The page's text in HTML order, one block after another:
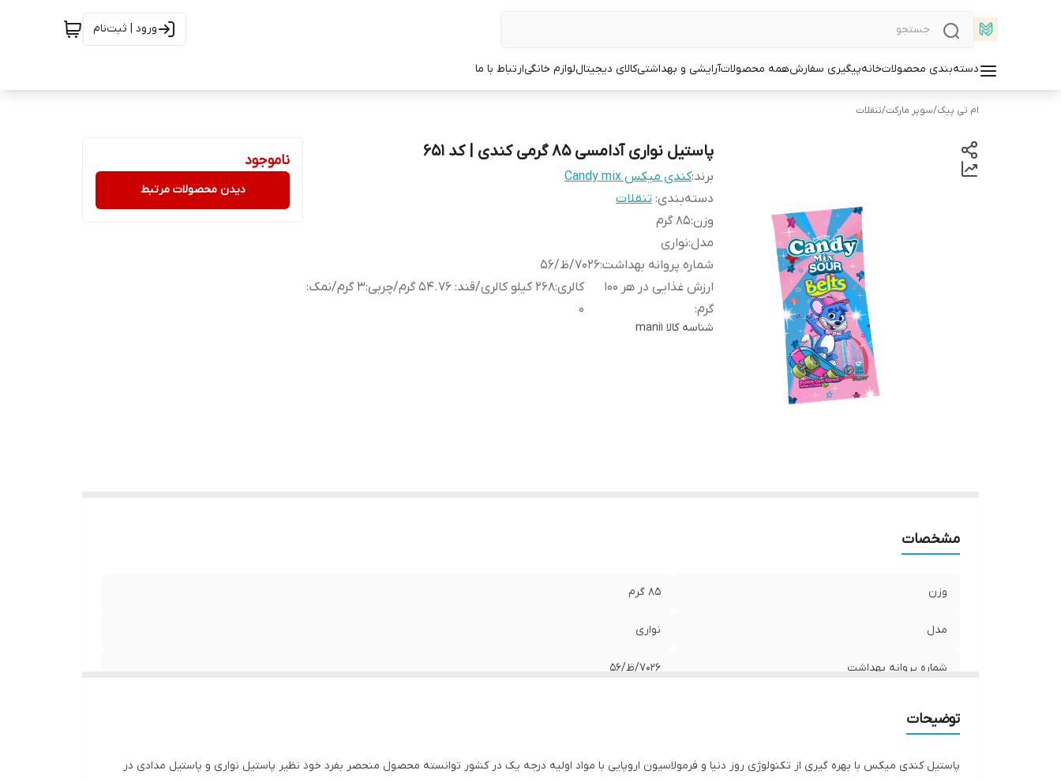
ورود | ثبت‌نام
دسته‌بندی محصولاتخانهپیگیری سفارشهمه محصولاتآرایشی و بهداشتیکالای دیجیتاللوازم خانگیارتباط با ما
ام تی پیک/سوپر مارکت/تنقلات
پاستیل نواری آدامسی 85 گرمی کندی | کد 651
برند:کندی میکس Candy mix
دسته‌بندی: تنقلات
وزن:85 گرم
مدل:نواری
شماره پروانه بهداشت:۷۰۲۶/ظ/۵۶
ارزش غذایی در هر 100
گرم:
کالری:268 کیلو کالری/قند: 54.76 گرم/چربی:3 گرم/نمک:
0
شناسه کالا mani1
ناموجود
دیدن محصولات مرتبط
مشخصات
وزن 85 گرم
مدل نواری
شماره پروانه بهداشت ۷۰۲۶/ظ/۵۶
توضیحات
پاستیل کندی میکس با بهره گیری از تکنولوژی روز دنیا و فرمولاسیون اروپایی با مواد اولیه درجه یک در کشور توانسته محصول منحصر بفرد خود نظیر پاستیل نواری و پاستیل مدادی در